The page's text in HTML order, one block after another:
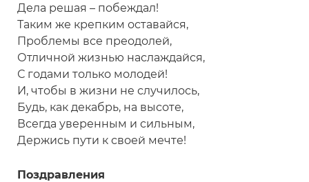
Дела решая – побеждал!
Таким же крепким оставайся,
Проблемы все преодолей,
Отличной жизнью наслаждайся,
С годами только молодей!
И, чтобы в жизни не случилось,
Будь, как декабрь, на высоте,
Всегда уверенным и сильным,
Держись пути к своей мечте!
Поздравления